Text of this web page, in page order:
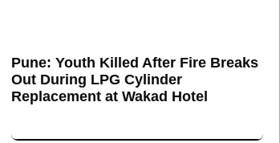
Pune: Youth Killed After Fire Breaks
Out During LPG Cylinder
Replacement at Wakad Hotel